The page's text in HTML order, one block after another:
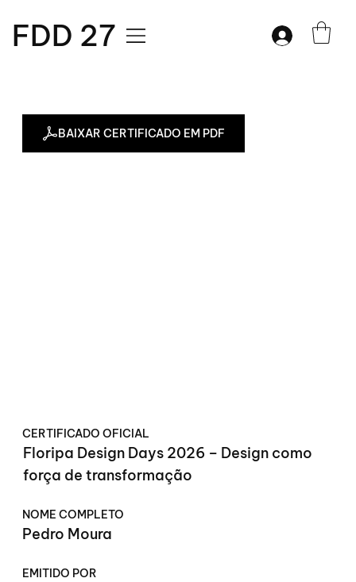
FDD 27
BAIXAR CERTIFICADO EM PDF
CERTIFICADO OFICIAL
Floripa Design Days 2026 – Design como
força de transformação
NOME COMPLETO
Pedro Moura
EMITIDO POR